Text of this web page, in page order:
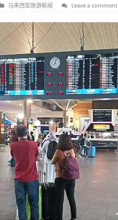
马来西亚旅游新闻 Leave a comment